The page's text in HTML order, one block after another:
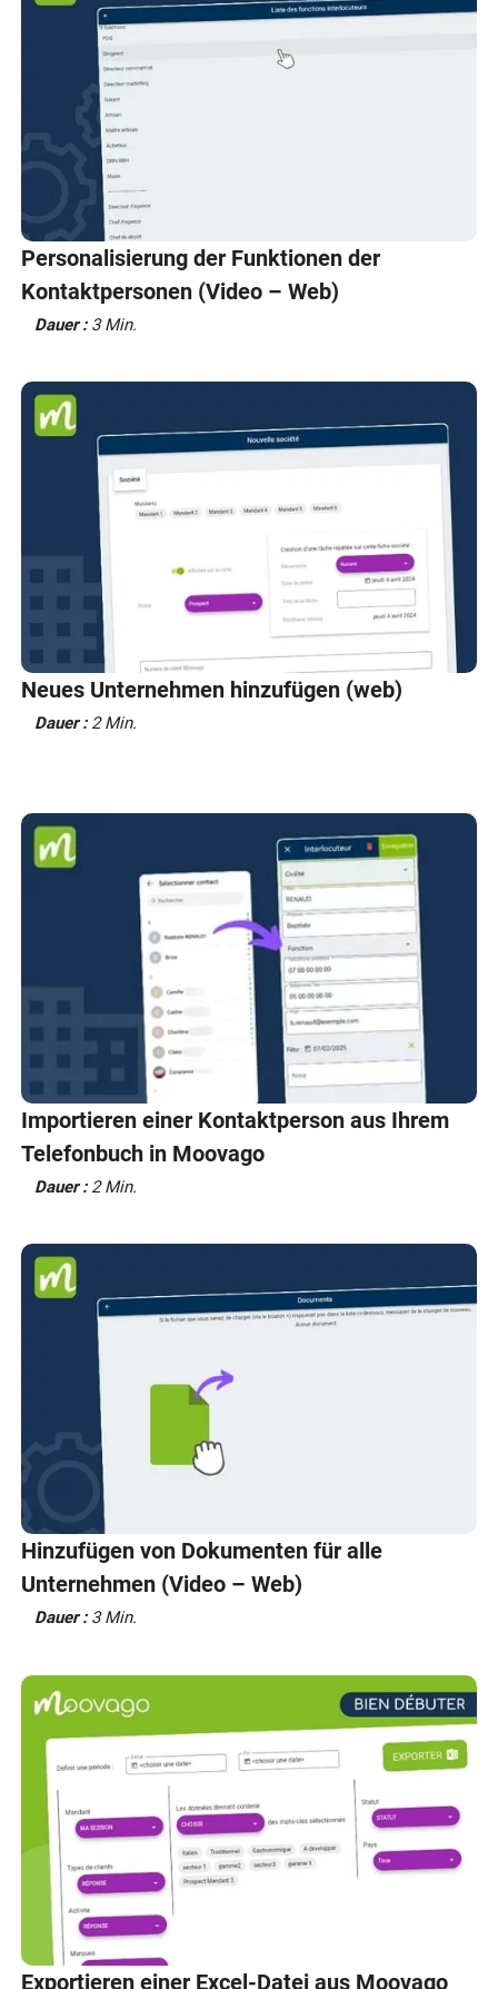
Personalisierung der Funktionen der
Kontaktpersonen (Video – Web)
Dauer : 3 Min.
Neues Unternehmen hinzufügen (web)
Dauer : 2 Min.
Importieren einer Kontaktperson aus Ihrem
Telefonbuch in Moovago
Dauer : 2 Min.
Hinzufügen von Dokumenten für alle
Unternehmen (Video – Web)
Dauer : 3 Min.
Exportieren einer Excel-Datei aus Moovago